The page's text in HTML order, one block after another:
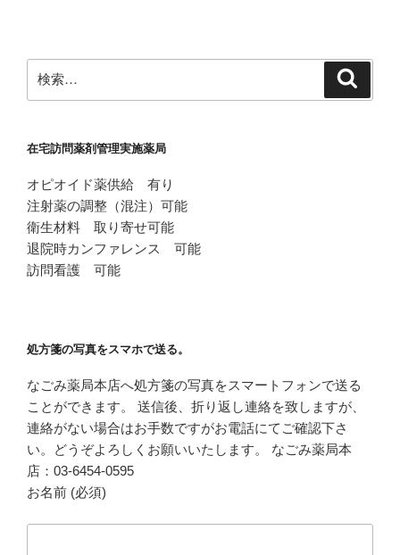
ン
索:
在宅訪問薬剤管理実施薬局
オピオイド薬供給 有り
注射薬の調整（混注）可能
衛生材料 取り寄せ可能
退院時カンファレンス 可能
訪問看護 可能
処方箋の写真をスマホで送る。
なごみ薬局本店へ処方箋の写真をスマートフォンで送る
ことができます。 送信後、折り返し連絡を致しますが、
連絡がない場合はお手数ですがお電話にてご確認下さ
い。どうぞよろしくお願いいたします。 なごみ薬局本
店：03-6454-0595
お名前 (必須)